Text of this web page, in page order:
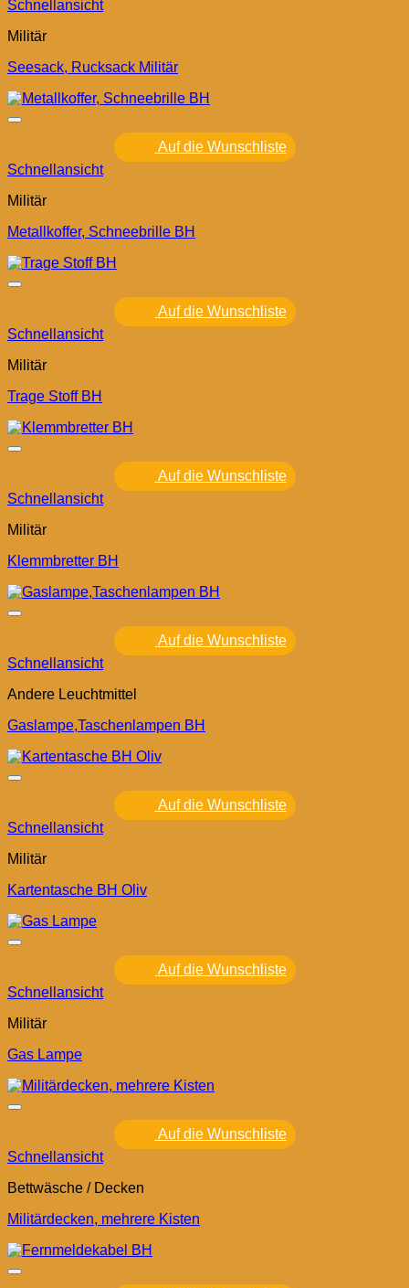
Schnellansicht
Militär
Seesack, Rucksack Militär
Auf die Wunschliste
Schnellansicht
Militär
Metallkoffer, Schneebrille BH
Auf die Wunschliste
Schnellansicht
Militär
Trage Stoff BH
Auf die Wunschliste
Schnellansicht
Militär
Klemmbretter BH
Auf die Wunschliste
Schnellansicht
Andere Leuchtmittel
Gaslampe,Taschenlampen BH
Auf die Wunschliste
Schnellansicht
Militär
Kartentasche BH Oliv
Auf die Wunschliste
Schnellansicht
Militär
Gas Lampe
Auf die Wunschliste
Schnellansicht
Bettwäsche / Decken
Militärdecken, mehrere Kisten